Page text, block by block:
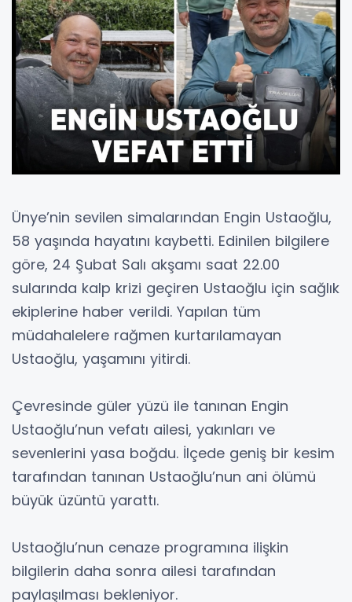
Ünye’nin sevilen simalarından Engin Ustaoğlu,
58 yaşında hayatını kaybetti. Edinilen bilgilere
göre, 24 Şubat Salı akşamı saat 22.00
sularında kalp krizi geçiren Ustaoğlu için sağlık
ekiplerine haber verildi. Yapılan tüm
müdahalelere rağmen kurtarılamayan
Ustaoğlu, yaşamını yitirdi.
Çevresinde güler yüzü ile tanınan Engin
Ustaoğlu’nun vefatı ailesi, yakınları ve
sevenlerini yasa boğdu. İlçede geniş bir kesim
tarafından tanınan Ustaoğlu’nun ani ölümü
büyük üzüntü yarattı.
Ustaoğlu’nun cenaze programına ilişkin
bilgilerin daha sonra ailesi tarafından
paylaşılması bekleniyor.